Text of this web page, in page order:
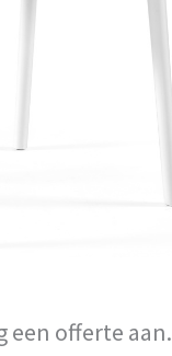
een offerte aan.